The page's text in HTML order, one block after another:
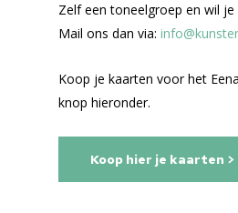
Zelf een toneelgroep en wil
Mail ons dan via:
Koop je kaarten voor het
knop hieronder.
Koop hier je kaarten >